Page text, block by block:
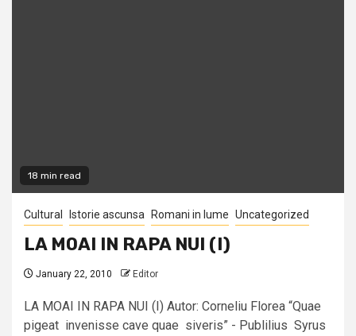
18 min read
Cultural Istorie ascunsa Romani in lume Uncategorized
LA MOAI IN RAPA NUI (I)
January 22, 2010 Editor
LA MOAI IN RAPA NUI (I) Autor: Corneliu Florea “Quae
pigeat invenisse cave quae siveris” - Publilius Syrus